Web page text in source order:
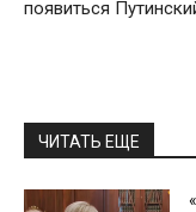
появиться
ЧИТАТЬ ЕЩЕ